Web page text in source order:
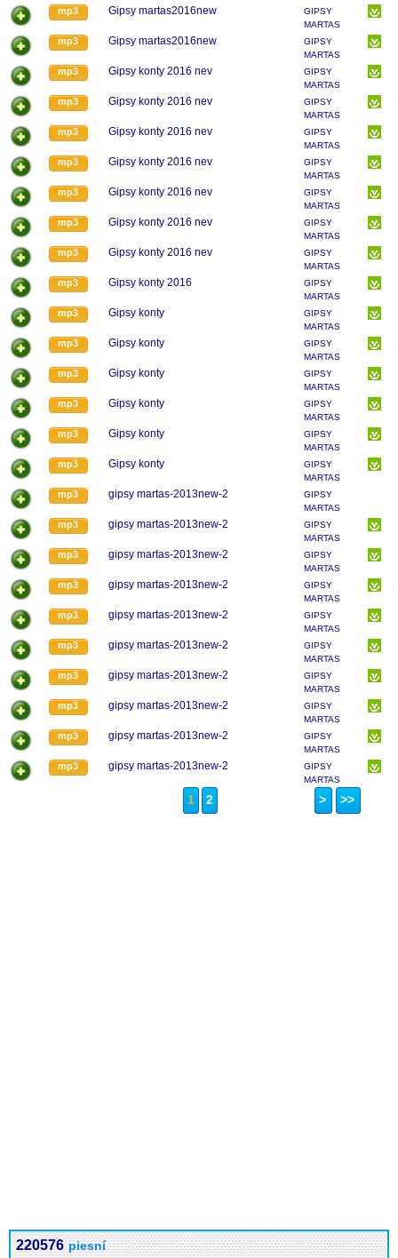
mp3 Gipsy martas2016new
GIPSY
MARTAS
mp3 Gipsy martas2016new
GIPSY
MARTAS
mp3 Gipsy konty 2016 nev
GIPSY
MARTAS
mp3 Gipsy konty 2016 nev
GIPSY
MARTAS
mp3 Gipsy konty 2016 nev
GIPSY
MARTAS
mp3 Gipsy konty 2016 nev
GIPSY
MARTAS
mp3 Gipsy konty 2016 nev
GIPSY
MARTAS
mp3 Gipsy konty 2016 nev
GIPSY
MARTAS
mp3 Gipsy konty 2016 nev
GIPSY
MARTAS
mp3 Gipsy konty 2016
GIPSY
MARTAS
mp3 Gipsy konty
GIPSY
MARTAS
mp3 Gipsy konty
GIPSY
MARTAS
mp3 Gipsy konty
GIPSY
MARTAS
mp3 Gipsy konty
GIPSY
MARTAS
mp3 Gipsy konty
GIPSY
MARTAS
mp3 Gipsy konty
GIPSY
MARTAS
mp3 gipsy martas-2013new-2
GIPSY
MARTAS
mp3 gipsy martas-2013new-2
GIPSY
MARTAS
mp3 gipsy martas-2013new-2
GIPSY
MARTAS
mp3 gipsy martas-2013new-2
GIPSY
MARTAS
mp3 gipsy martas-2013new-2
GIPSY
MARTAS
mp3 gipsy martas-2013new-2
GIPSY
MARTAS
mp3 gipsy martas-2013new-2
GIPSY
MARTAS
mp3 gipsy martas-2013new-2
GIPSY
MARTAS
mp3 gipsy martas-2013new-2
GIPSY
MARTAS
mp3 gipsy martas-2013new-2
GIPSY
MARTAS
1 2 > >>
220576 piesní